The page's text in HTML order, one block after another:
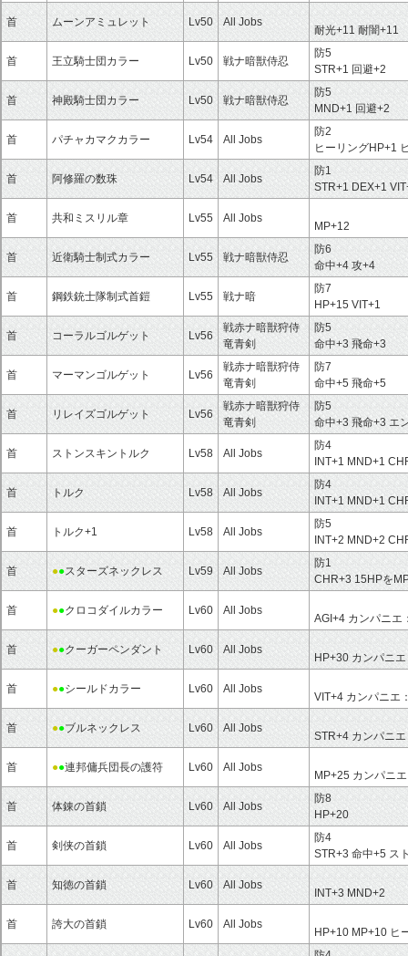
首 ムーンアミュレット Lv50 All Jobs
耐光+11 耐闇+11
首 王立騎士団カラー Lv50 戦ナ暗獣侍忍
防5
STR+1 回避+2
首 神殿騎士団カラー Lv50 戦ナ暗獣侍忍
防5
MND+1 回避+2
首 パチャカマクカラー Lv54 All Jobs
防2
ヒーリングHP+1
首 阿修羅の数珠 Lv54 All Jobs
防1
STR+1 DEX+1
首 共和ミスリル章 Lv55 All Jobs
MP+12
首 近衛騎士制式カラー Lv55 戦ナ暗獣侍忍
防6
命中+4 攻+4
首 鋼鉄銃士隊制式首鎧 Lv55 戦ナ暗
防7
HP+15 VIT+1
首 コーラルゴルゲット Lv56
戦赤ナ暗獣狩侍
竜青剣
防5
命中+3 飛命+3
首 マーマンゴルゲット Lv56
戦赤ナ暗獣狩侍
竜青剣
防7
命中+5 飛命+5
首 リレイズゴルゲット Lv56
戦赤ナ暗獣狩侍
竜青剣
防5
命中+3 飛命+3 エ
首 ストンスキントルク Lv58 All Jobs
防4
INT+1 MND+1
首 トルク Lv58 All Jobs
防4
INT+1 MND+1
首 トルク+1 Lv58 All Jobs
防5
INT+2 MND+2
首 ●●スターズネックレス Lv59 All Jobs
防1
CHR+3 15HPを
首 ●●クロコダイルカラー Lv60 All Jobs
AGI+4 カンパニエ
首 ●●クーガーペンダント Lv60 All Jobs
HP+30 カンパニ
首 ●●シールドカラー Lv60 All Jobs
VIT+4 カンパニエ
首 ●●ブルネックレス Lv60 All Jobs
STR+4 カンパニ
首 ●●連邦傭兵団長の護符 Lv60 All Jobs
MP+25 カンパニ
首 体錬の首鎖 Lv60 All Jobs
防8
HP+20
首 剣侠の首鎖 Lv60 All Jobs
防4
STR+3 命中+5 ス
首 知徳の首鎖 Lv60 All Jobs
INT+3 MND+2
首 誇大の首鎖 Lv60 All Jobs
HP+10 MP+10 ヒ